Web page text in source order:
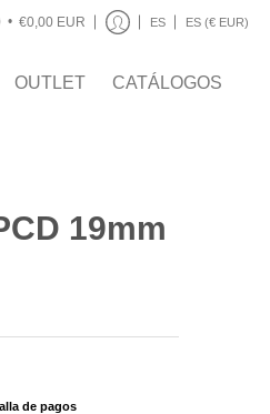
• €0,00 EUR ES ES (€ EUR)
OUTLET CATÁLOGOS
19mm
de pagos